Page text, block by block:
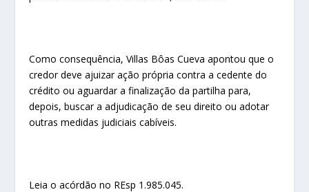
Como consequência, Villas Bôas Cueva apontou que o
credor deve ajuizar ação própria contra a cedente do
crédito ou aguardar a finalização da partilha para,
depois, buscar a adjudicação de seu direito ou adotar
outras medidas judiciais cabíveis.
Leia o acórdão no REsp 1.985.045.